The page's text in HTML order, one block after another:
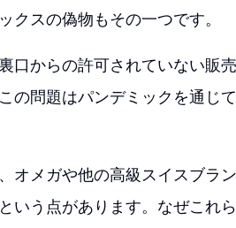
クスの偽物もその一つです。
口からの許可されていない販
の問題はパンデミックを通じ
オメガや他の高級スイスブラ
いう点があります。なぜこれ